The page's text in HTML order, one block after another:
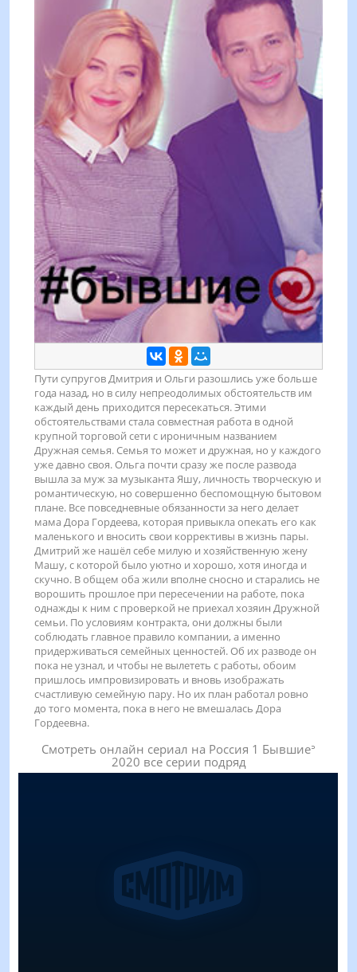
Пути супругов Дмитрия и Ольги разошлись уже больше
года назад, но в силу непреодолимых обстоятельств им
каждый день приходится пересекаться. Этими
обстоятельствами стала совместная работа в одной
крупной торговой сети с ироничным названием
Дружная семья. Семья то может и дружная, но у каждого
уже давно своя. Ольга почти сразу же после развода
вышла за муж за музыканта Яшу, личность творческую и
романтическую, но совершенно беспомощную бытовом
плане. Все повседневные обязанности за него делает
мама Дора Гордеева, которая привыкла опекать его как
маленького и вносить свои коррективы в жизнь пары.
Дмитрий же нашёл себе милую и хозяйственную жену
Машу, с которой было уютно и хорошо, хотя иногда и
скучно. В общем оба жили вполне сносно и старались не
ворошить прошлое при пересечении на работе, пока
однажды к ним с проверкой не приехал хозяин Дружной
семьи. По условиям контракта, они должны были
соблюдать главное правило компании, а именно
придерживаться семейных ценностей. Об их разводе он
пока не узнал, и чтобы не вылететь с работы, обоим
пришлось импровизировать и вновь изображать
счастливую семейную пару. Но их план работал ровно
до того момента, пока в него не вмешалась Дора
Гордеевна.
Смотреть онлайн сериал на Россия 1 Бывшиеᐣ
2020 все серии подряд